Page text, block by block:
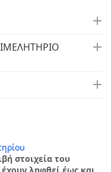
στοιχεία του